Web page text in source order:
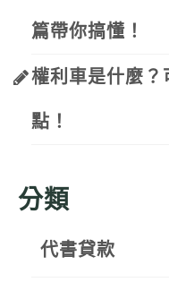
篇帶你搞懂！
權利車是什麼？
點！
分類
代書貸款